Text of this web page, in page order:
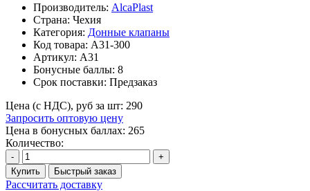
Производитель: AlcaPlast
Страна: Чехия
Категория: Донные клапаны
Код товара: A31-300
Артикул: A31
Бонусные баллы: 8
Срок поставки: Предзаказ
Цена (с НДС), руб за шт: 290
Запросить оптовую цену
Цена в бонусных баллах: 265
Количество:
-
+
Купить
Быстрый заказ
Рассчитать доставку